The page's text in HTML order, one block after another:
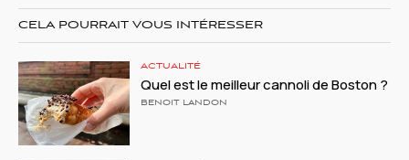
CELA POURRAIT VOUS INTÉRESSER
ACTUALITÉ
Quel est le meilleur cannoli de Boston ?
BENOIT LANDON